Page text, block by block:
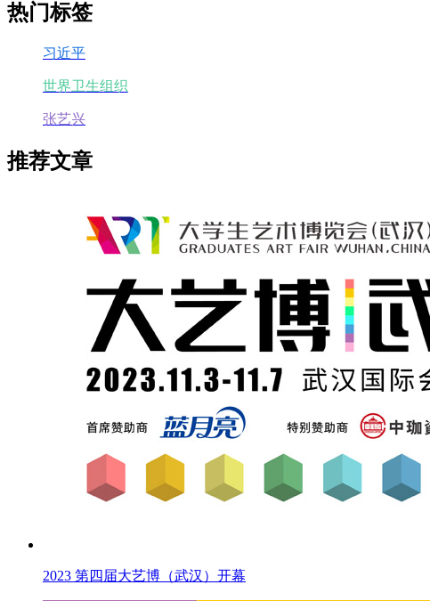
热门标签
习近平
世界卫生组织
张艺兴
推荐文章
2023 第四届大艺博（武汉）开幕